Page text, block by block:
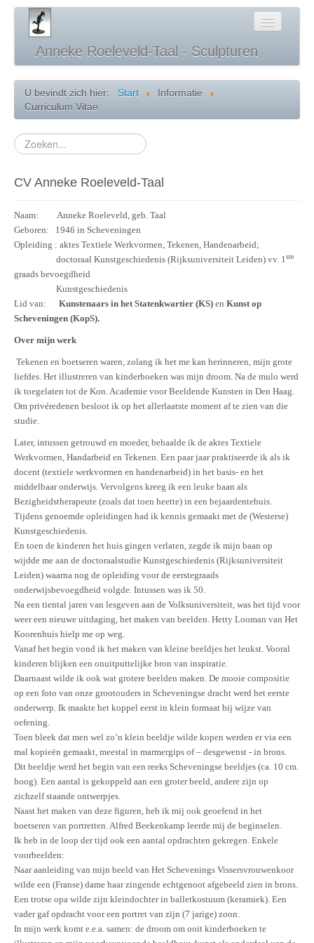
Anneke Roeleveld-Taal - Sculpturen
Home
Beelden Galerie
Informatie
U bevindt zich hier: Start
Informatie
Curriculum Vitae
Zoeken...
CV Anneke Roeleveld-Taal
Naam: Anneke Roeleveld, geb. Taal
Geboren: 1946 in Scheveningen
Opleiding : aktes Textiele Werkvormen, Tekenen, Handenarbeid;
doctoraal Kunstgeschiedenis (Rijksuniversiteit Leiden) vv. 1ste
graads bevoegdheid
Kunstgeschiedenis
Lid van: Kunstenaars in het Statenkwartier (KS) en Kunst op
Scheveningen (KopS).
Over mijn werk
Tekenen en boetseren waren, zolang ik het me kan herinneren, mijn grote
liefdes. Het illustreren van kinderboeken was mijn droom. Na de mulo werd
ik toegelaten tot de Kon. Academie voor Beeldende Kunsten in Den Haag.
Om privéredenen besloot ik op het allerlaatste moment af te zien van die
studie.
Later, intussen getrouwd en moeder, behaalde ik de aktes Textiele
Werkvormen, Handarbeid en Tekenen. Een paar jaar praktiseerde ik als ik
docent (textiele werkvormen en handenarbeid) in het basis- en het
middelbaar onderwijs. Vervolgens kreeg ik een leuke baan als
Bezigheidstherapeute (zoals dat toen heette) in een bejaardentehuis.
Tijdens genoemde opleidingen had ik kennis gemaakt met de (Westerse)
Kunstgeschiedenis.
En toen de kinderen het huis gingen verlaten, zegde ik mijn baan op
wijdde me aan de doctoraalstudie Kunstgeschiedenis (Rijksuniversiteit
Leiden) waarna nog de opleiding voor de eerstegraads
onderwijsbevoegdheid volgde. Intussen was ik 50.
Na een tiental jaren van lesgeven aan de Volksuniversiteit, was het tijd voor
weer een nieuwe uitdaging, het maken van beelden. Hetty Looman van Het
Koorenhuis hielp me op weg.
Vanaf het begin vond ik het maken van kleine beeldjes het leukst. Vooral
kinderen blijken een onuitputtelijke bron van inspiratie.
Daarnaast wilde ik ook wat grotere beelden maken. De mooie compositie
op een foto van onze grootouders in Scheveningse dracht werd het eerste
onderwerp. Ik maakte het koppel eerst in klein formaat bij wijze van
oefening.
Toen bleek dat men wel zo’n klein beeldje wilde kopen werden er via een
mal kopieën gemaakt, meestal in marmergips of – desgewenst - in brons.
Dit beeldje werd het begin van een reeks Scheveningse beeldjes (ca. 10 cm.
hoog). Een aantal is gekoppeld aan een groter beeld, andere zijn op
zichzelf staande ontwerpjes.
Naast het maken van deze figuren, heb ik mij ook geoefend in het
boetseren van portretten. Alfred Beekenkamp leerde mij de beginselen.
Ik heb in de loop der tijd ook een aantal opdrachten gekregen. Enkele
voorbeelden:
Naar aanleiding van mijn beeld van Het Schevenings Vissersvrouwenkoor
wilde een (Franse) dame haar zingende echtgenoot afgebeeld zien in brons.
Een trotse opa wilde zijn kleindochter in balletkostuum (keramiek). Een
vader gaf opdracht voor een portret van zijn (7 jarige) zoon.
In mijn werk komt e.e.a. samen: de droom om ooit kinderboeken te